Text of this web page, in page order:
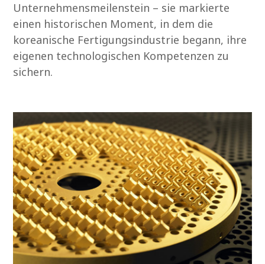
Unternehmensmeilenstein – sie markierte
einen historischen Moment, in dem die
koreanische Fertigungsindustrie begann, ihre
eigenen technologischen Kompetenzen zu
sichern.